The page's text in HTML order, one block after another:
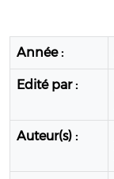
Année :
Edité par :
Auteur(s) :